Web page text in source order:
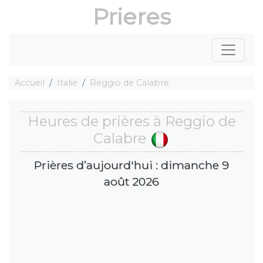
Prieres
Accueil Italie Reggio de Calabre
Heures de prières à Reggio de
Calabre
Prières d’aujourd'hui : dimanche 9
août 2026